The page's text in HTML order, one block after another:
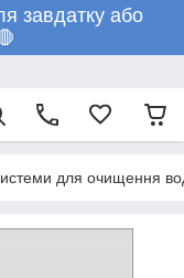
завдатку або
для очищення